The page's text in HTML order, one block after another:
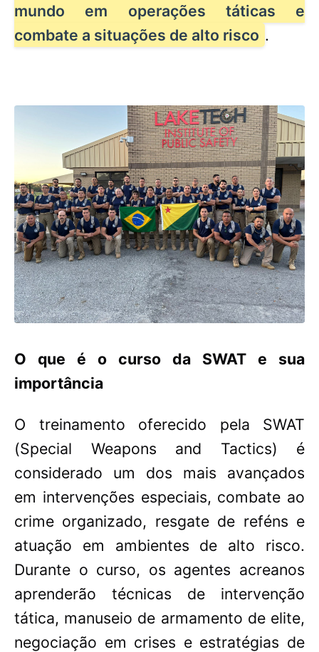
mundo em operações táticas e
combate a situações de alto risco .
O que é o curso da SWAT e sua
importância
O treinamento oferecido pela SWAT
(Special Weapons and Tactics) é
considerado um dos mais avançados
em intervenções especiais, combate ao
crime organizado, resgate de reféns e
atuação em ambientes de alto risco.
Durante o curso, os agentes acreanos
aprenderão técnicas de intervenção
tática, manuseio de armamento de elite,
negociação em crises e estratégias de